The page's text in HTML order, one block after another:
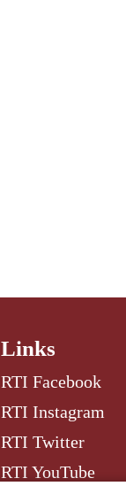
Links
RTI Facebook
RTI Instagram
RTI Twitter
RTI YouTube